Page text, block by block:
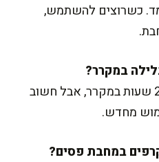
כשרוצים להשתמש,
הבלילה יכולה להישמר עד 24 שעות במקרר, אבל חשוב
מחדש.